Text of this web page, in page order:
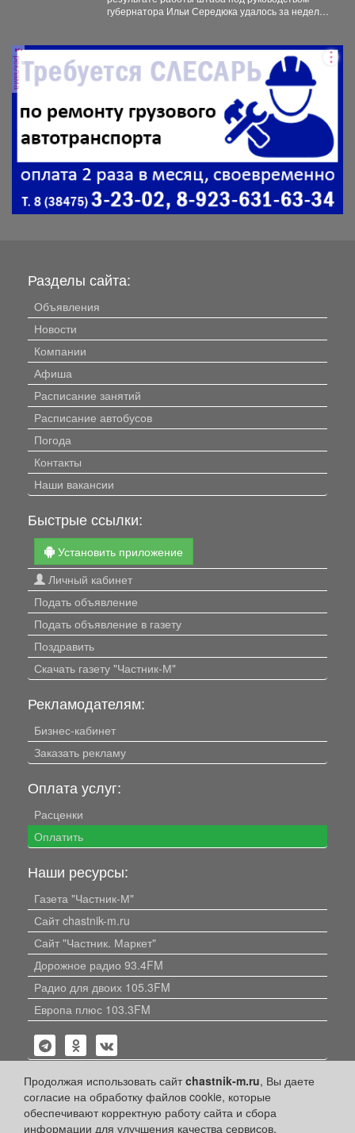
губернатора Ильи Середюка удалось за неделю
реклама
Продолжая использовать сайтchastnik-m.ru, Вы даете
согласие на обработку файлов cookie, которые
обеспечивают корректную работу сайта и сбора
информации для улучшения качества сервисов.
Разделы сайта:
Объявления
Новости
Компании
Афиша
Расписание занятий
Расписание автобусов
Погода
Контакты
Наши вакансии
Быстрые ссылки:
Установить приложение
Личный кабинет
Подать объявление
Подать объявление в газету
Поздравить
Скачать газету "Частник-М"
Рекламодателям:
Бизнес-кабинет
Заказать рекламу
Оплата услуг:
Расценки
Оплатить
Наши ресурсы:
Газета "Частник-М"
Сайт chastnik-m.ru
Сайт "Частник. Маркет"
Дорожное радио 93.4FM
Радио для двоих 105.3FM
Европа плюс 103.3FM
Политика конфиденциальности